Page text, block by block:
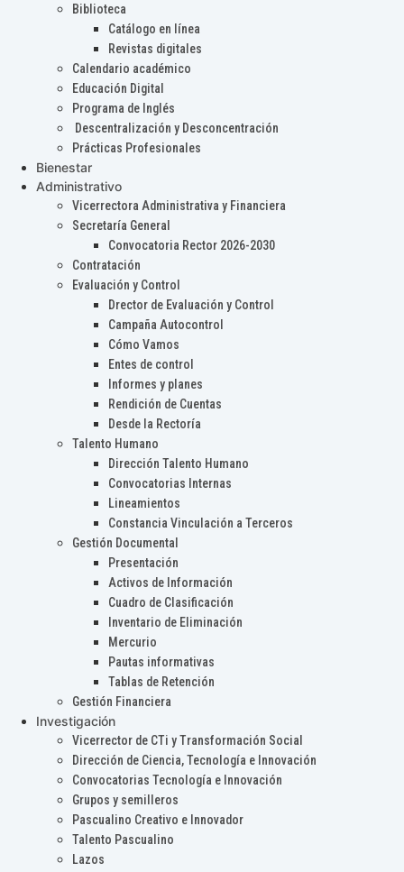
Biblioteca
Catálogo en línea
Revistas digitales
Calendario académico
Educación Digital
Programa de Inglés
Descentralización y Desconcentración
Prácticas Profesionales
Bienestar
Administrativo
Vicerrectora Administrativa y Financiera
Secretaría General
Convocatoria Rector 2026-2030
Contratación
Evaluación y Control
Drector de Evaluación y Control
Campaña Autocontrol
Cómo Vamos
Entes de control
Informes y planes
Rendición de Cuentas
Desde la Rectoría
Talento Humano
Dirección Talento Humano
Convocatorias Internas
Lineamientos
Constancia Vinculación a Terceros
Gestión Documental
Presentación
Activos de Información
Cuadro de Clasificación
Inventario de Eliminación
Mercurio
Pautas informativas
Tablas de Retención
Gestión Financiera
Investigación
Vicerrector de CTi y Transformación Social
Dirección de Ciencia, Tecnología e Innovación
Convocatorias Tecnología e Innovación
Grupos y semilleros
Pascualino Creativo e Innovador
Talento Pascualino
Lazos